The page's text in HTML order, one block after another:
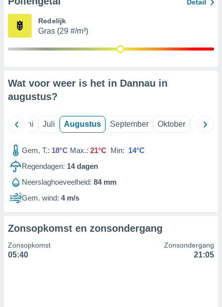
partners
Detail
Redelijk
Gras (29 #/m³)
Wat voor weer is het in Dannau in
augustus?
Juni Juli Augustus September Oktober
Gem, T.: 18°C Max.: 21°C Min: 14°C
Regendagen: 14dagen
Neerslaghoeveelheid: 84 mm
Gem. wind: 4 m/s
Zonsopkomst en zonsondergang
Zonsopkomst
05:40
Zonsondergang
21:05